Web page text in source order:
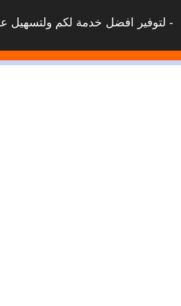
لتوفير افضل خدمة لكم ولتسهيل